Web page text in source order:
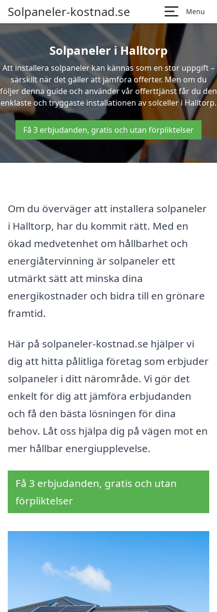
Solpaneler-kostnad.se Menu
Solpaneler i Halltorp
Att installera solpaneler kan kännas som en stor uppgift –
särskilt när det gäller att jämföra offerter. Men om du
följer denna guide och använder vår offerttjänst får du den
enklaste och tryggaste installationen av solceller i Halltorp.
Få 3 erbjudanden, gratis och utan förpliktelser
Om du överväger att installera solpaneler
i Halltorp, har du kommit rätt. Med en
ökad medvetenhet om hållbarhet och
energiåtervinning är solpaneler ett
utmärkt sätt att minska dina
energikostnader och bidra till en grönare
framtid.
Här på solpaneler-kostnad.se hjälper vi
dig att hitta pålitliga företag som erbjuder
solpaneler i ditt närområde. Vi gör det
enkelt för dig att jämföra erbjudanden
och få den bästa lösningen för dina
behov. Låt oss hjälpa dig på vägen mot en
mer hållbar energiupplevelse.
Få 3 erbjudanden, gratis och utan
förpliktelser